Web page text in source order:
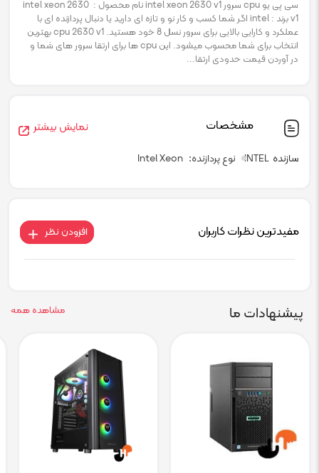
سی پی یو cpu سرور intel xeon 2630 v1 نام محصول : intel xeon 2630
v1 برند : intel اگر شما کسب و کار نو و تازه ای دارید یا دنبال پردازنده ای با
عملکرد و کارایی بالایی برای سرور نسل 8 خود هستید. cpu 2630 v1 بهترین
انتخاب برای شما محسوب میشود. این cpu ها برای ارتقا سرور های شما و
در آوردن قیمت حدودی ارتقا...
مشخصات نمایش بیشتر
سازنده INTEL نوع پردازنده Intel Xeon
مفیدترین نظرات کاربران افزودن نظر
پیشنهادات ما مشاهده همه